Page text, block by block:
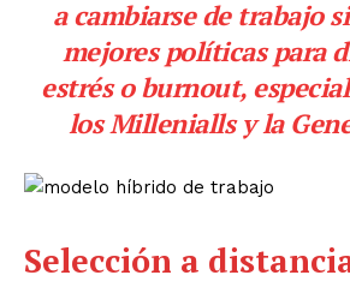
a cambiarse de trabajo
mejores políticas para
estrés oburnout,
los Millenialls y la
Selección a